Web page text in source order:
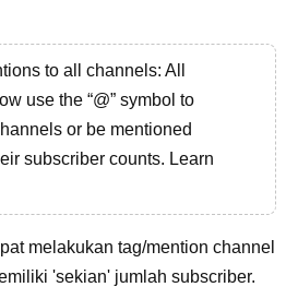
to all channels: All
use the “@” symbol to
or be mentioned
subscriber counts. Learn
melakukan tag/mention channel
'sekian' jumlah subscriber.